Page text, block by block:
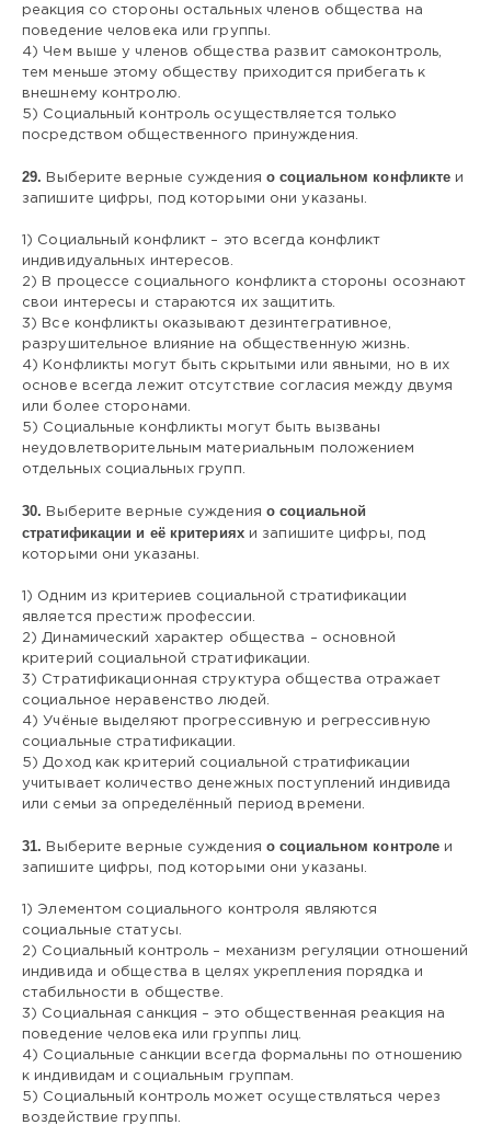
реакция со стороны остальных членов общества на
поведение человека или группы.
4) Чем выше у членов общества развит самоконтроль,
тем меньше этому обществу приходится прибегать к
внешнему контролю.
5) Социальный контроль осуществляется только
посредством общественного принуждения.
29. Выберите верные сужденияо социальном конфликте и
запишите цифры, под которыми они указаны.
1) Социальный конфликт – это всегда конфликт
индивидуальных интересов.
2) В процессе социального конфликта стороны осознают
свои интересы и стараются их защитить.
3) Все конфликты оказывают дезинтегративное,
разрушительное влияние на общественную жизнь.
4) Конфликты могут быть скрытыми или явными, но в их
основе всегда лежит отсутствие согласия между двумя
или более сторонами.
5) Социальные конфликты могут быть вызваны
неудовлетворительным материальным положением
отдельных социальных групп.
30. Выберите верные сужденияо социальной
стратификации и её критерияхи запишите цифры, под
которыми они указаны.
1) Одним из критериев социальной стратификации
является престиж профессии.
2) Динамический характер общества – основной
критерий социальной стратификации.
3) Стратификационная структура общества отражает
социальное неравенство людей.
4) Учёные выделяют прогрессивную и регрессивную
социальные стратификации.
5) Доход как критерий социальной стратификации
учитывает количество денежных поступлений индивида
или семьи за определённый период времени.
31. Выберите верные сужденияо социальном контроле и
запишите цифры, под которыми они указаны.
1) Элементом социального контроля являются
социальные статусы.
2) Социальный контроль – механизм регуляции отношений
индивида и общества в целях укрепления порядка и
стабильности в обществе.
3) Социальная санкция – это общественная реакция на
поведение человека или группы лиц.
4) Социальные санкции всегда формальны по отношению
к индивидам и социальным группам.
5) Социальный контроль может осуществляться через
воздействие группы.